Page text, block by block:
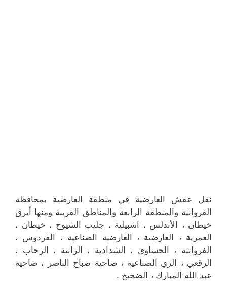
نقل عفش العارضية في منطقة العارضية بمحافظة
الفروانية والمنطقة الرابعة والمناطق القريبة ومنها أبرق
خيطان ، الأندلس ، اشبيلية ، جليب الشيوخ ، خيطان ،
العمرية ، العارضية ، العارضية الصناعية ، الفردوس ،
الفروانية ، الحساوي ، الشدادية ، الرابية ، الرحاب ،
الرقعي ، الري الصناعية ، ضاحية صباح الناصر ، ضاحية
عبد الله المبارك ، الضجيج .